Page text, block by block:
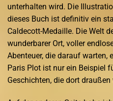
unterhalten wird. Die
dieses Buch ist definitiv ein
Caldecott-Medaille. Die Welt
wunderbarer Ort, voller
Abenteuer, die darauf warten,
Paris Plot ist nur ein Beispiel
Geschichten, die dort draußen